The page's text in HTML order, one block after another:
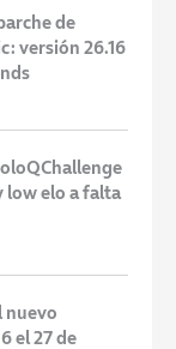
de
versión 26.16
low elo a falta
nuevo
el 27 de